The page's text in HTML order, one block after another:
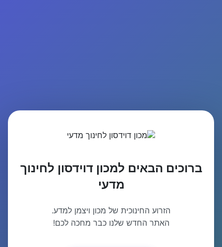
ברוכים הבאים למכון דוידסון לחינוך
מדעי
הזרוע החינוכית של מכון ויצמן למדע.
האתר החדש שלנו כבר מחכה לכם!